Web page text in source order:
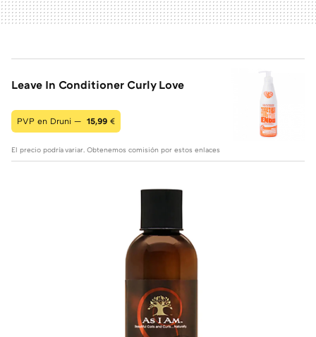
Leave In Conditioner Curly Love
PVP en Druni — 15,99 €
El precio podría variar. Obtenemos comisión por estos enlaces